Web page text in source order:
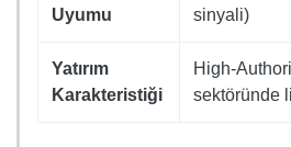
Uyumu
sinyali)
Yatırım
Karakteristiği
High-
sektöründe